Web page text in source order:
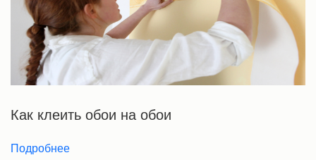
Как клеить обои на обои
Подробнее